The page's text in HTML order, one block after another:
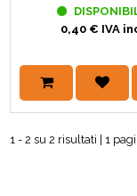
0,40 € IVA
1 - 2 su 2 risultati | 1